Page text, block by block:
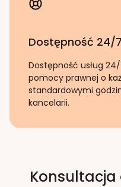
Dostępność 24/7
Dostępność usług
pomocy prawnej o
standardowymi
kancelarii.
Konsultacja